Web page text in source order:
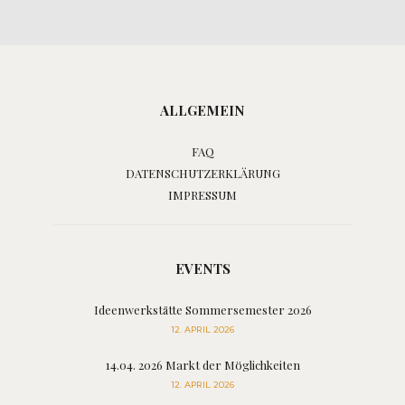
ALLGEMEIN
FAQ
DATENSCHUTZERKLÄRUNG
IMPRESSUM
EVENTS
Ideenwerkstätte Sommersemester 2026
12. APRIL 2026
14.04. 2026 Markt der Möglichkeiten
12. APRIL 2026